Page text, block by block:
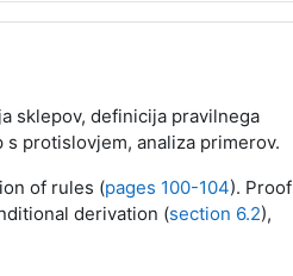
sklepov, definicija pravilnega
protislovjem, analiza primerov.
of rules (pages 100-104). Proof
derivation (section 6.2),